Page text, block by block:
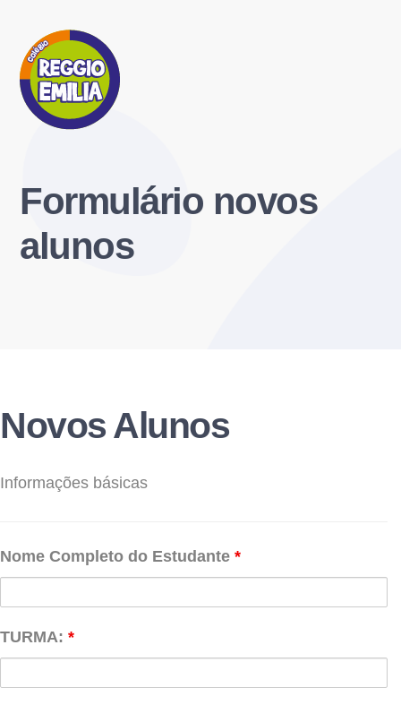
Formulário novos
alunos
Novos Alunos
Informações básicas
Nome Completo do Estudante *
TURMA: *